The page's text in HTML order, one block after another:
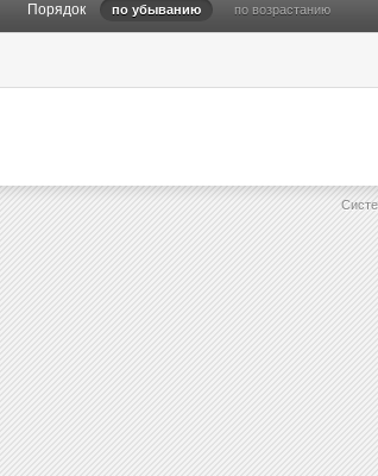
Порядок по убыванию по возрастанию